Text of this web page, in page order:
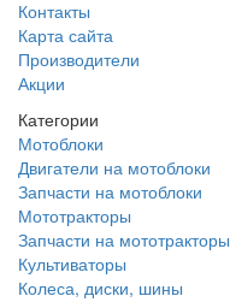
Контакты
Карта сайта
Производители
Акции
Категории
Мотоблоки
Двигатели на мотоблоки
Запчасти на мотоблоки
Мототракторы
Запчасти на мототракторы
Культиваторы
Колеса, диски, шины